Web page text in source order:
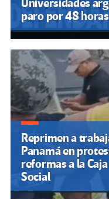
Universidades
paro por 48 horas
Reprimen a
Panamá en
reformas a la
Social